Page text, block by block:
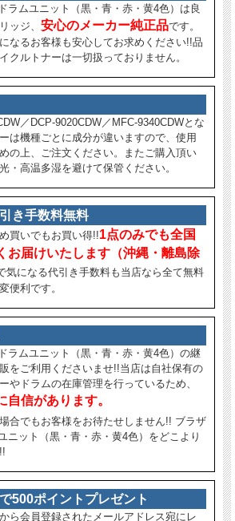
ラムユニット（黒・青・赤・黄4色）は良
ッジ、 安心のメーカー純正品です。
なるお客様も安心してお求めください!!品
クルトナーは一切扱っておりません。
／DCP-9020CDW／MFC-9340CDWとな
は機種ごとに成分が違いますので、使用
の上、ご注文ください。またご購入頂い
・高温多湿を避けて保管ください。
き手数料無料
買いでもお買い得!!1点のみでも全国
お届けいたします（沖縄・離島除
気になる代引き手数料も当店なら全て無料
便利です。
ラムユニット（黒・青・赤・黄4色）の継
をご利用くださいませ!!当店は自社保有の
やドラムの在庫管理を行っているため、
自信があります。
合でもお客様をお待たせしません!! ブラザ
ニット（黒・青・赤・黄4色）をどこより
500ポイントプレゼント
ら会員登録されたメールアドレス宛にレ